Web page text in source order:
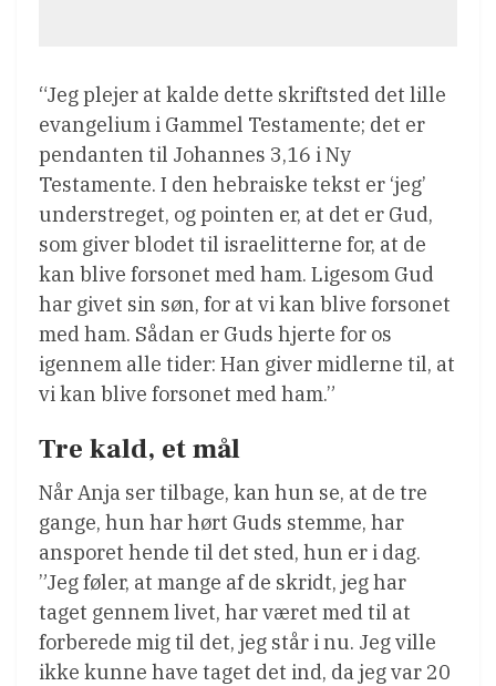
“Jeg plejer at kalde dette skriftsted det lille
evangelium i Gammel Testamente; det er
pendanten til Johannes 3,16 i Ny
Testamente. I den hebraiske tekst er ‘jeg’
understreget, og pointen er, at det er Gud,
som giver blodet til israelitterne for, at de
kan blive forsonet med ham. Ligesom Gud
har givet sin søn, for at vi kan blive forsonet
med ham. Sådan er Guds hjerte for os
igennem alle tider: Han giver midlerne til, at
vi kan blive forsonet med ham.”
Tre kald, et mål
Når Anja ser tilbage, kan hun se, at de tre
gange, hun har hørt Guds stemme, har
ansporet hende til det sted, hun er i dag.
”Jeg føler, at mange af de skridt, jeg har
taget gennem livet, har været med til at
forberede mig til det, jeg står i nu. Jeg ville
ikke kunne have taget det ind, da jeg var 20